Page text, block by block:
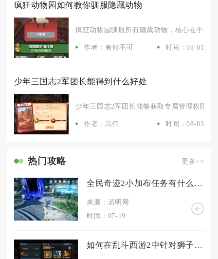
疯狂动物园如何教你驯服隐藏动物
疯狂动物园驯服所有隐藏动物，核心在于匹
作者：有何不可 时间：08-01
少年三国志2军团长能得到什么好处
少年三国志2军团长能够获取专属管理权限、
作者：高伟 时间：08-03
热门攻略 更多>>
全民奇迹2小加布任务有什么奖励
来源：若明网
时间：07-19
如何在乱斗西游2中针对狮子北海阵容进行克制